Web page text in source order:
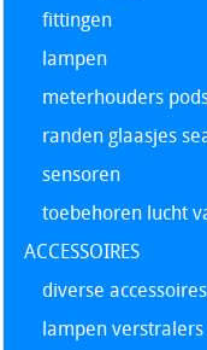
fittingen
lampen
meterhouders
randen glaasjes
sensoren
toebehoren lucht
ACCESSOIRES
diverse accessoires
lampen verstralers